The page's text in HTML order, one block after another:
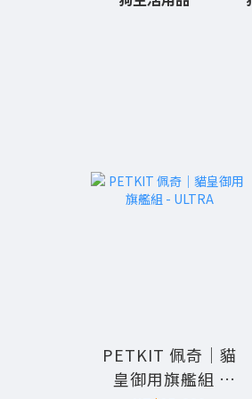
PETKIT 佩奇｜貓
皇御用旗艦組 -